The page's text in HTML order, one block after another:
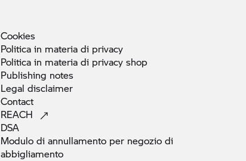
Cookies
Politica in materia di privacy
Politica in materia di privacy shop
Publishing notes
Legal disclaimer
Contact
REACH
DSA
Modulo di annullamento per negozio di
abbigliamento